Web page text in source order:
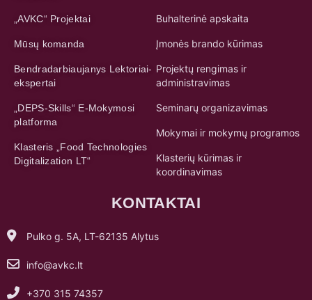
„AVKC“ Projektai
Mūsų komanda
Bendradarbiaujanys Lektoriai-
ekspertai
„DEPS-Skills“ E-Mokymosi
platforma
Klasteris „Food Technologies
Digitalization LT“
Buhalterinė apskaita
Įmonės brando kūrimas
Projektų rengimas ir
administravimas
Seminarų organizavimas
Mokymai ir mokymų programos
Klasterių kūrimas ir
koordinavimas
KONTAKTAI
Pulko g. 5A, LT-62135 Alytus
info@avkc.lt
+370 315 74357